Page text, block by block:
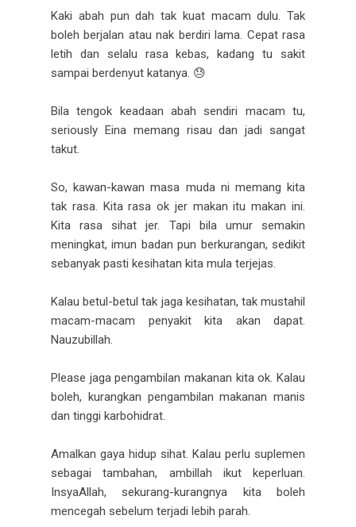
Kaki abah pun dah tak kuat macam dulu. Tak
boleh berjalan atau nak berdiri lama. Cepat rasa
letih dan selalu rasa kebas, kadang tu sakit
sampai berdenyut katanya. 😓
Bila tengok keadaan abah sendiri macam tu,
seriously Eina memang risau dan jadi sangat
takut.
So, kawan-kawan masa muda ni memang kita
tak rasa. Kita rasa ok jer makan itu makan ini.
Kita rasa sihat jer. Tapi bila umur semakin
meningkat, imun badan pun berkurangan, sedikit
sebanyak pasti kesihatan kita mula terjejas.
Kalau betul-betul tak jaga kesihatan, tak mustahil
macam-macam penyakit kita akan dapat.
Nauzubillah.
Please jaga pengambilan makanan kita ok. Kalau
boleh, kurangkan pengambilan makanan manis
dan tinggi karbohidrat.
Amalkan gaya hidup sihat. Kalau perlu suplemen
sebagai tambahan, ambillah ikut keperluan.
InsyaAllah, sekurang-kurangnya kita boleh
mencegah sebelum terjadi lebih parah.